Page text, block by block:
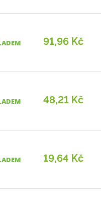
91,96 Kč
48,21 Kč
19,64 Kč